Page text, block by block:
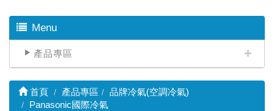
Menu
產品專區
首頁 產品專區
品牌冷氣(空調冷氣)
Panasonic國際冷氣